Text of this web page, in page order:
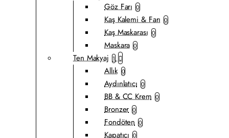
Göz Farı 0
Kaş Kalemi & Farı 0
Kaş Maskarası 0
Maskara 0
Ten Makyaj 1
Allık 0
Aydınlatıcı 0
BB & CC Krem 0
Bronzer 0
Fondöten 0
Kapatıcı 0